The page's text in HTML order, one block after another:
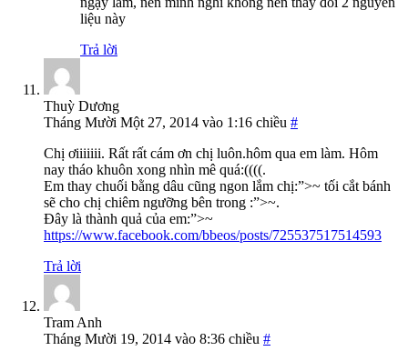
liệu này
Trả lời
Thuỳ Dương
Tháng Mười Một 27, 2014 vào 1:16 chiều #
Chị ơiiiiiii. Rất rất cám ơn chị luôn.hôm qua em làm. Hôm
nay tháo khuôn xong nhìn mê quá:((((.
Em thay chuối bằng dâu cũng ngon lắm chị:”>~ tối cắt bánh
sẽ cho chị chiêm ngưỡng bên trong :”>~.
Đây là thành quả của em:”>~
https://www.facebook.com/bbeos/posts/725537517514593
Trả lời
Tram Anh
Tháng Mười 19, 2014 vào 8:36 chiều #